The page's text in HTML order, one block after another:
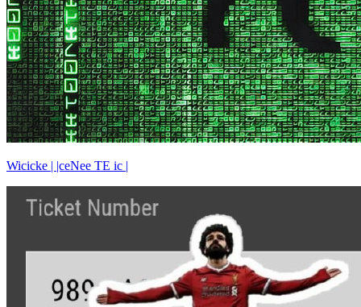
Wicicke | |ceNee TE ic |